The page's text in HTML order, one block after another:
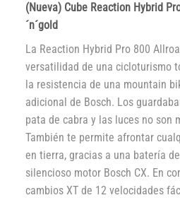
(Nueva) Cube Reaction Hybrid
´n´gold
La Reaction Hybrid Pro 800
versatilidad de una cicloturismo
la resistencia de una mountain
adicional de Bosch. Los
pata de cabra y las luces no son
También te permite afrontar
en tierra, gracias a una batería
silencioso motor Bosch CX. En
cambios XT de 12 velocidades